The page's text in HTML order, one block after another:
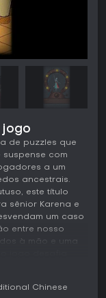
jogo
de puzzles que
com
a um
ancestrais.
este título
sênior Karena e
um caso
entre nosso
à mão e uma
ao mesmo
de puzzles
Chinese